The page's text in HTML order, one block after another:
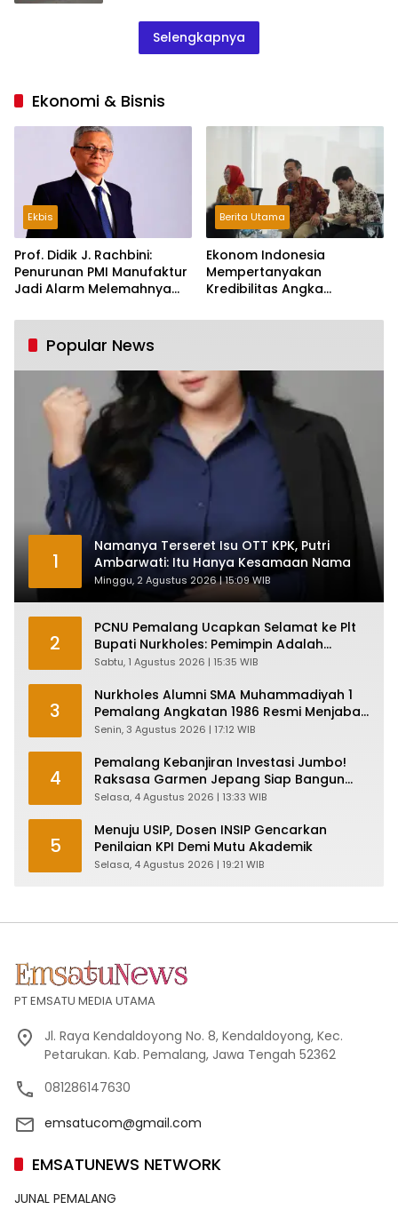
Selengkapnya
Ekonomi & Bisnis
Ekbis
Prof. Didik J. Rachbini:
Penurunan PMI Manufaktur
Jadi Alarm Melemahnya
Berita Utama
Ekonom Indonesia
Mempertanyakan
Kredibilitas Angka
Tumbuh Tapi Rapuh
Popular News
1
Namanya Terseret Isu OTT KPK, Putri
Ambarwati: Itu Hanya Kesamaan Nama
Minggu, 2 Agustus 2026 | 15:09 WIB
2
PCNU Pemalang Ucapkan Selamat ke Plt
Bupati Nurkholes: Pemimpin Adalah
Pelayan Rakyat!
Sabtu, 1 Agustus 2026 | 15:35 WIB
3
Nurkholes Alumni SMA Muhammadiyah 1
Pemalang Angkatan 1986 Resmi Menjabat
Plt Bupati, Inilah Pesan Ketua Asmam 86
Senin, 3 Agustus 2026 | 17:12 WIB
4
Pemalang Kebanjiran Investasi Jumbo!
Raksasa Garmen Jepang Siap Bangun
Pabrik dan Serap Ribuan Tenaga Kerja
Selasa, 4 Agustus 2026 | 13:33 WIB
5
Menuju USIP, Dosen INSIP Gencarkan
Penilaian KPI Demi Mutu Akademik
Selasa, 4 Agustus 2026 | 19:21 WIB
PT EMSATU MEDIA UTAMA
Jl. Raya Kendaldoyong No. 8, Kendaldoyong, Kec.
Petarukan. Kab. Pemalang, Jawa Tengah 52362
081286147630
emsatucom@gmail.com
EMSATUNEWS NETWORK
JUNAL PEMALANG